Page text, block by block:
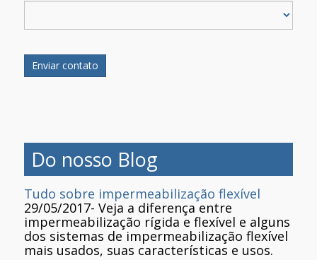
Do nosso Blog
Tudo sobre impermeabilização flexível
29/05/2017- Veja a diferença entre
impermeabilização rígida e flexível e alguns
dos sistemas de impermeabilização flexível
mais usados, suas características e usos.